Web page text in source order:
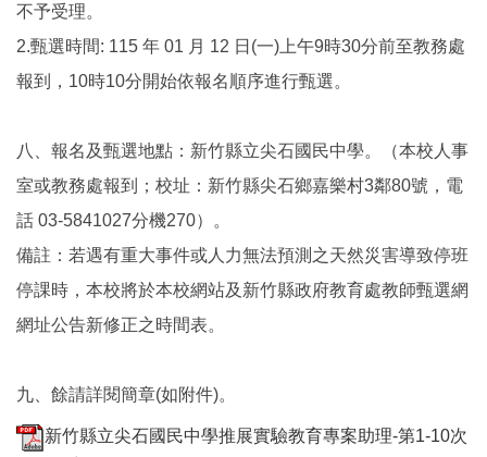
不予受理。
2.甄選時間: 115 年 01 月 12 日(一)上午9時30分前至教務處
報到，10時10分開始依報名順序進行甄選。
八、報名及甄選地點：新竹縣立尖石國民中學。（本校人事
室或教務處報到；校址：新竹縣尖石鄉嘉樂村3鄰80號，電
話 03-5841027分機270）。
備註：若遇有重大事件或人力無法預測之天然災害導致停班
停課時，本校將於本校網站及新竹縣政府教育處教師甄選網
網址公告新修正之時間表。
九、餘請詳閱簡章(如附件)。
新竹縣立尖石國民中學推展實驗教育專案助理-第1-10次